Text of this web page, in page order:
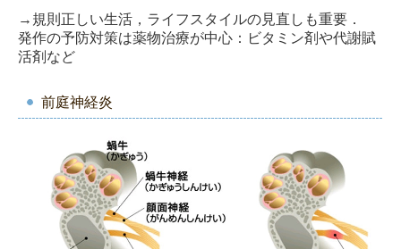
→規則正しい生活，ライフスタイルの見直しも重要．
発作の予防対策は薬物治療が中心：ビタミン剤や代謝賦
活剤など
前庭神経炎